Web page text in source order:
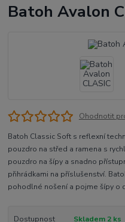
Batoh Avalon
Ohodnotit
Batoh Classic Soft s reflexní
pouzdro na střed a ramena s
pouzdro na šípy a snadno
přihrádkami na příslušenství.
pohodlné nošení a pojme šípy o
Dostupnost
Skladem 2 ks